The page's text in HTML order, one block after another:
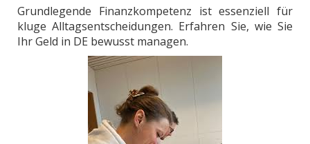
Grundlegende Finanzkompetenz ist essenziell für
kluge Alltagsentscheidungen. Erfahren Sie, wie Sie
Ihr Geld in DE bewusst managen.